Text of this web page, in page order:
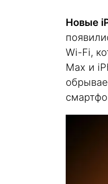
Новые
Wi-Fi,
Max и